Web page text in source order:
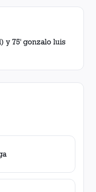
y 75' gonzalo luis